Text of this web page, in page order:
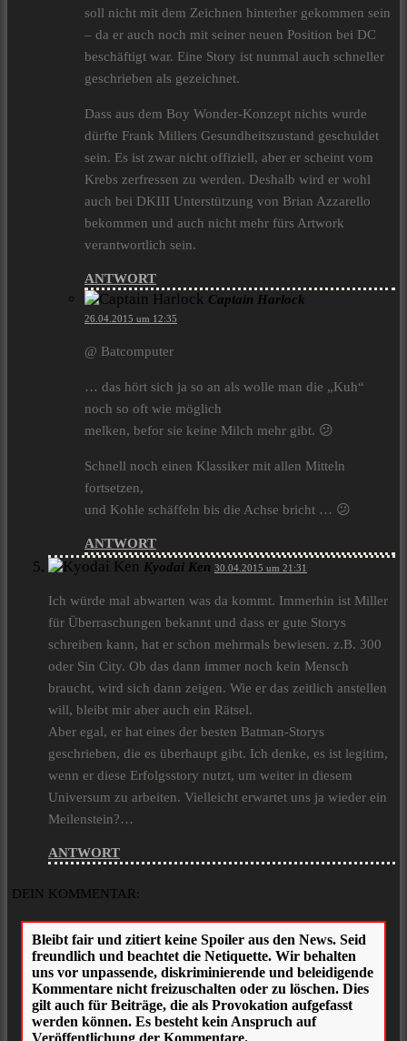
soll nicht mit dem Zeichnen hinterher gekommen sein
– da er auch noch mit seiner neuen Position bei DC
beschäftigt war. Eine Story ist nunmal auch schneller
geschrieben als gezeichnet.
Dass aus dem Boy Wonder-Konzept nichts wurde
dürfte Frank Millers Gesundheitszustand geschuldet
sein. Es ist zwar nicht offiziell, aber er scheint vom
Krebs zerfressen zu werden. Deshalb wird er wohl
auch bei DKIII Unterstützung von Brian Azzarello
bekommen und auch nicht mehr fürs Artwork
verantwortlich sein.
ANTWORT
Captain Harlock
26.04.2015 um 12:35
@ Batcomputer
… das hört sich ja so an als wolle man die „Kuh“
noch so oft wie möglich
melken, befor sie keine Milch mehr gibt. 😕
Schnell noch einen Klassiker mit allen Mitteln
fortsetzen,
und Kohle schäffeln bis die Achse bricht … 😕
ANTWORT
Kyodai Ken 30.04.2015 um 21:31
Ich würde mal abwarten was da kommt. Immerhin ist Miller
für Überraschungen bekannt und dass er gute Storys
schreiben kann, hat er schon mehrmals bewiesen. z.B. 300
oder Sin City. Ob das dann immer noch kein Mensch
braucht, wird sich dann zeigen. Wie er das zeitlich anstellen
will, bleibt mir aber auch ein Rätsel.
Aber egal, er hat eines der besten Batman-Storys
geschrieben, die es überhaupt gibt. Ich denke, es ist legitim,
wenn er diese Erfolgsstory nutzt, um weiter in diesem
Universum zu arbeiten. Vielleicht erwartet uns ja wieder ein
Meilenstein?…
ANTWORT
DEIN KOMMENTAR: